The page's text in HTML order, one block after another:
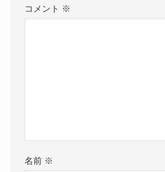
コメント ※
名前 ※